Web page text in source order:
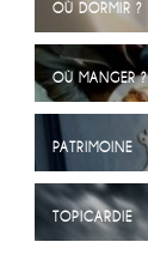
OÙ DORMIR ?
OÙ MANGER ?
PATRIMOINE
TOPICARDIE